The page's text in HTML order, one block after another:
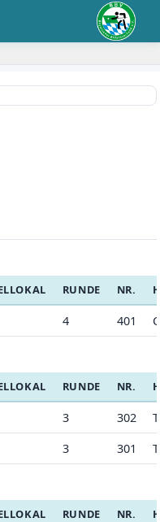
RUNDE NR.
4 401
RUNDE NR.
3 302
3 301
RUNDE NR.